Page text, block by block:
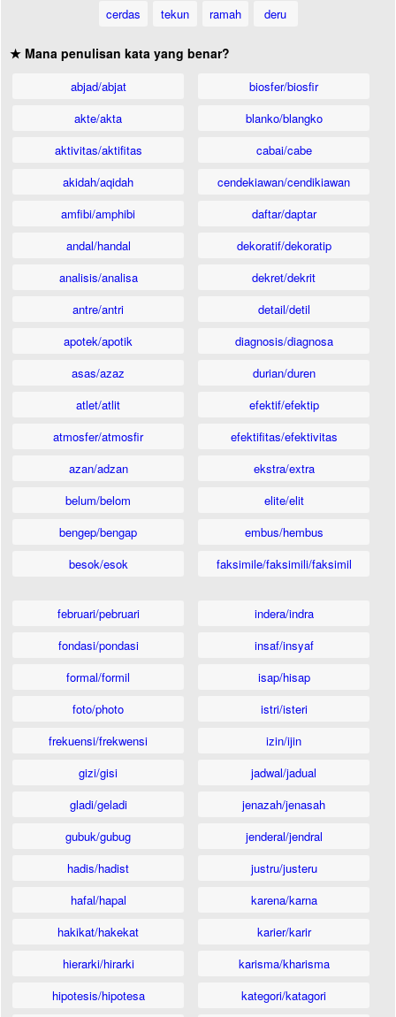
cerdas
tekun ramah deru
★ Mana penulisan kata yang benar?
abjad/abjat
akte/akta
aktivitas/aktifitas
akidah/aqidah
amfibi/amphibi
andal/handal
analisis/analisa
antre/antri
apotek/apotik
asas/azaz
atlet/atlit
atmosfer/atmosfir
azan/adzan
belum/belom
bengep/bengap
besok/esok
biosfer/biosfir
blanko/blangko
cabai/cabe
cendekiawan/cendikiawan
daftar/daptar
dekoratif/dekoratip
dekret/dekrit
detail/detil
diagnosis/diagnosa
durian/duren
efektif/efektip
efektifitas/efektivitas
ekstra/extra
elite/elit
embus/hembus
faksimile/faksimili/faksimil
februari/pebruari
fondasi/pondasi
formal/formil
foto/photo
frekuensi/frekwensi
gizi/gisi
gladi/geladi
gubuk/gubug
hadis/hadist
hafal/hapal
hakikat/hakekat
hierarki/hirarki
hipotesis/hipotesa
indera/indra
insaf/insyaf
isap/hisap
istri/isteri
izin/ijin
jadwal/jadual
jenazah/jenasah
jenderal/jendral
justru/justeru
karena/karna
karier/karir
karisma/kharisma
kategori/katagori